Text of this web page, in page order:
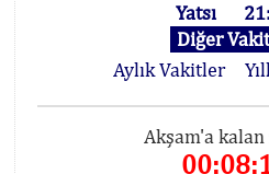
Yatsı
Diğer
Aylık Vakitler
Akşam'a kalan